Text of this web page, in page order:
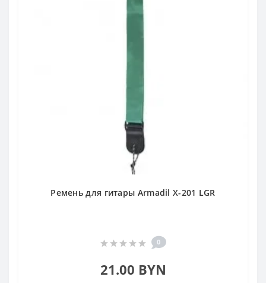
Ремень для гитары Armadil X-201 LGR
0
21.00 BYN